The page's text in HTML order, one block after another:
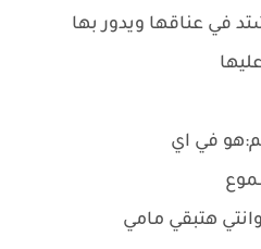
في عناقها ويدور بها
في اي
هتبقي مامي